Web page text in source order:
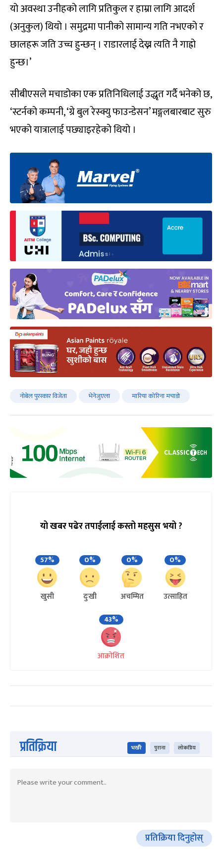
यो अवस्था उनीहको लागि प्रतिकुल र हाम्रा लागि आदर्श
(अनुकुल) थियो । समुद्रमा पानीको सामान्य गति नभएको र
छालहरू जति उच्च हुन्छन् । राडारलाई देख्न त्यति नै गाह्रो
हुन्छ।’
सीबीएसले मचाडोका एक प्रतिनिधिलाई उद्धृत गर्दै भनेको छ,
‘स्टर्नको कम्पनी, ‘ग्रे बुल रेस्क्यु फाउन्डेसन’ मङ्गलबारबाट सुरु
भएको यात्रालाई पछ्याइरहेको थियो ।
नोबेल पुरस्कार विजेता भेनेजुएला मारिया कोरिना मचाडो
यो खबर पढेर तपाईलाई कस्तो महसुस भयो ?
57%
खुसी
0%
दुःखी
0%
अचम्मित
0%
उत्साहित
43%
आक्रोशित
प्रतिक्रिया भर्खरै पुराना लोकप्रिय
प्रतिक्रिया दिनुहोस्